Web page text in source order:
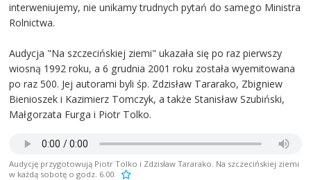
interweniujemy, nie unikamy trudnych pytań do samego Ministra
Rolnictwa.
Audycja "Na szczecińskiej ziemi" ukazała się po raz pierwszy
wiosną 1992 roku, a 6 grudnia 2001 roku została wyemitowana
po raz 500. Jej autorami byli śp. Zdzisław Tararako, Zbigniew
Bienioszek i Kazimierz Tomczyk, a także Stanisław Szubiński,
Małgorzata Furga i Piotr Tolko.
Audycję przygotowują Piotr Tolko i Zdzisław Tararako. Na szczecińskiej ziemi
w każdą sobotę o godz. 6.00.